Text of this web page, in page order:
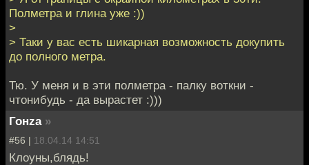
Полметра и глина уже :))
>
> Таки у вас есть шикарная возможность докупить
до полного метра.
Тю. У меня и в эти полметра - палку воткни -
чтонибудь - да вырастет :)))
Гонzа »
#56 | 18.04.14 14:51
Клоуны,блядь!